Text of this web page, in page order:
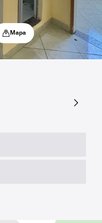
Mapa